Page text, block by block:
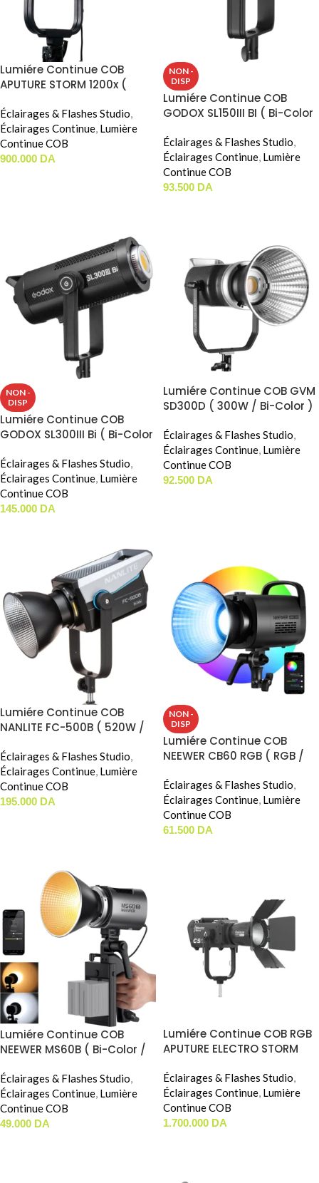
Lumiére Continue COB
APUTURE STORM 1200x (
Éclairages & Flashes Studio,
Éclairages Continue, Lumière
Continue COB
900.000 DA
NON -
DISP
Lumiére Continue COB
GODOX SL150III BI ( Bi-Color
Éclairages & Flashes Studio,
Éclairages Continue, Lumière
Continue COB
93.500 DA
NON -
DISP
Lumiére Continue COB
GODOX SL300III Bi ( Bi-Color
Éclairages & Flashes Studio,
Éclairages Continue, Lumière
Continue COB
145.000 DA
Lumiére Continue COB GVM
SD300D ( 300W / Bi-Color )
Éclairages & Flashes Studio,
Éclairages Continue, Lumière
Continue COB
92.500 DA
Lumiére Continue COB
NANLITE FC-500B ( 520W /
Éclairages & Flashes Studio,
Éclairages Continue, Lumière
Continue COB
195.000 DA
NON -
DISP
Lumiére Continue COB
NEEWER CB60 RGB ( RGB /
Éclairages & Flashes Studio,
Éclairages Continue, Lumière
Continue COB
61.500 DA
Lumiére Continue COB
NEEWER MS60B ( Bi-Color /
Éclairages & Flashes Studio,
Éclairages Continue, Lumière
Continue COB
49.000 DA
Lumiére Continue COB RGB
APUTURE ELECTRO STORM
Éclairages & Flashes Studio,
Éclairages Continue, Lumière
Continue COB
1.700.000 DA